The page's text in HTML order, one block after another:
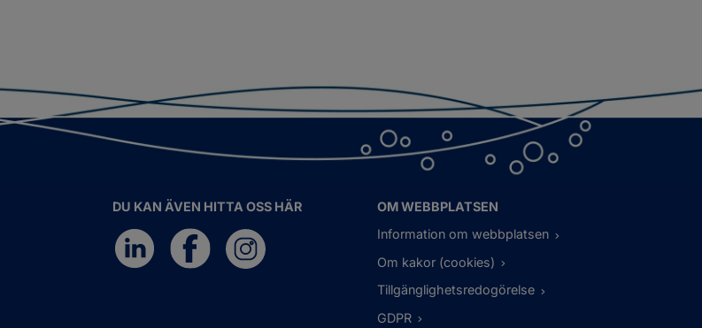
DU KAN ÄVEN HITTA OSS HÄR
OM WEBBPLATSEN
Information om webbplatsen
Om kakor (cookies)
Tillgänglighetsredogörelse
GDPR